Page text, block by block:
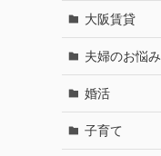
大阪賃貸
夫婦のお悩み
婚活
子育て